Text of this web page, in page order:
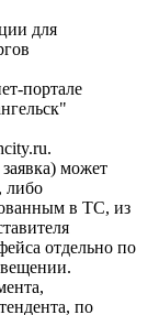
для
портале
может
либо
в ТС, из
отдельно по
по